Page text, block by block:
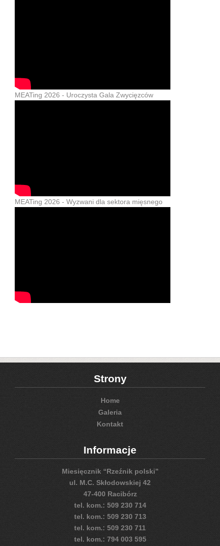
MEATing 2026 - Uroczysta Gala Zwycięzców
MEATing 2026 - Wyzwani dla sektora mięsnego
Strony
Home
Galeria
Kontakt
Informacje
Miesięcznik “Rzeźnik polski”
ul. M.C. Skłodowskiej 42
47-400 Racibórz
tel. kom.: 509 230 714
tel. kom.: 509 230 713
tel. kom.: 509 230 711
tel. kom.: 794 003 595